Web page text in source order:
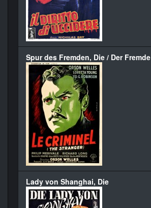
Spur des Fremden, Die / Der Fremde
Lady von Shanghai, Die